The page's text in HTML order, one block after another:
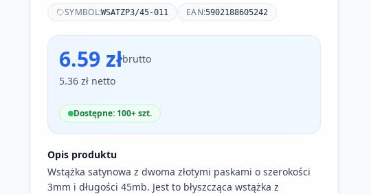
SYMBOL:WSATZP3/45-011 EAN:5902188605242
6.59 złbrutto
5.36 zł netto
Dostępne: 100+ szt.
Opis produktu
Wstążka satynowa z dwoma złotymi paskami o szerokości
3mm i długości 45mb. Jest to błyszcząca wstążka z